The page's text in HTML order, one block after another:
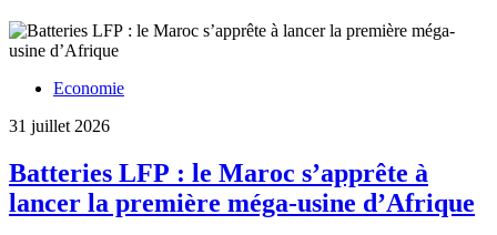
Economie
31 juillet 2026
Batteries LFP : le Maroc s’apprête à
lancer la première méga-usine d’Afrique